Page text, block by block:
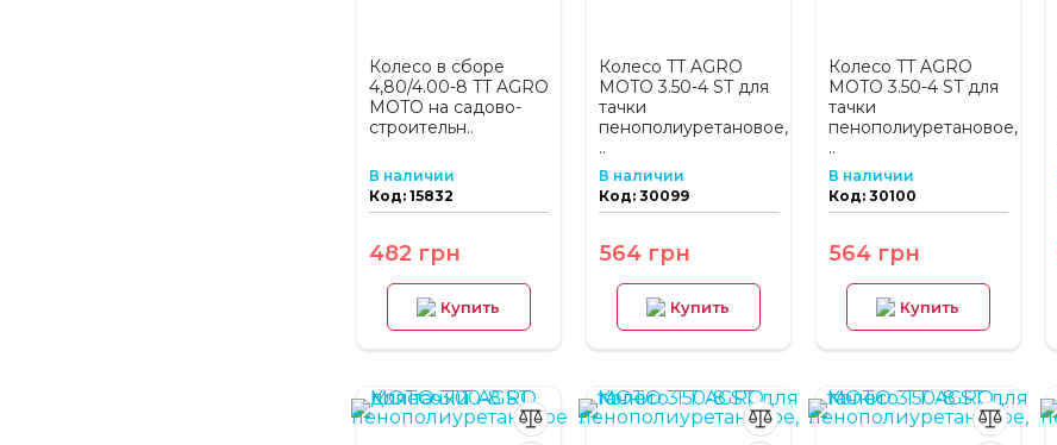
Колесо в сборе
4,80/4.00-8 TT AGRO
MOTO на садово-
строительн..
В наличии
Код: 15832
482 грн
Купить
Колесо TT AGRO
MOTO 3.50-4 ST для
тачки
пенополиуретановое,
..
В наличии
Код: 30099
564 грн
Купить
Колесо TT AGRO
MOTO 3.50-4 ST для
тачки
пенополиуретановое,
..
В наличии
Код: 30100
564 грн
Купить